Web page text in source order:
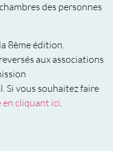
des personnes
8ème édition.
aux associations
Si vous souhaitez faire
en cliquant ici